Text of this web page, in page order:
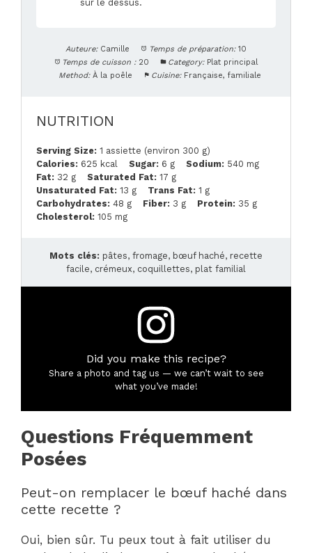
sur le dessus.
Auteure: Camille Temps de préparation: 10
Temps de cuisson : 20 Category: Plat principal
Method: À la poêle Cuisine: Française, familiale
NUTRITION
Serving Size: 1 assiette (environ 300 g)
Calories: 625 kcal Sugar: 6 g Sodium: 540 mg
Fat: 32 g Saturated Fat: 17 g
Unsaturated Fat: 13 g Trans Fat: 1 g
Carbohydrates: 48 g Fiber: 3 g Protein: 35 g
Cholesterol: 105 mg
Mots clés: pâtes, fromage, bœuf haché, recette
facile, crémeux, coquillettes, plat familial
Did you make this recipe?
Share a photo and tag us — we can’t wait to see
what you’ve made!
Questions Fréquemment
Posées
Peut-on remplacer le bœuf haché dans
cette recette ?
Oui, bien sûr. Tu peux tout à fait utiliser du